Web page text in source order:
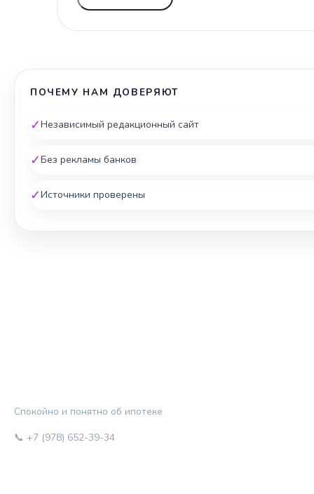
ПОЧЕМУ НАМ ДОВЕРЯЮТ
✓Независимый редакционный сайт
✓Без рекламы банков
✓Источники проверены
Спокойно и понятно об ипотеке
📞 +7 (978) 652-39-34